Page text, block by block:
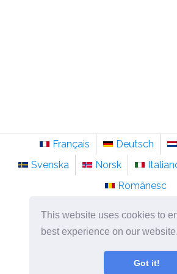
This website uses cookies to
best experience on our website.
Got it!
Français Deutsch
Svenska
Norsk
Românesc
©2026sainte-
Psychologie, philosophie et